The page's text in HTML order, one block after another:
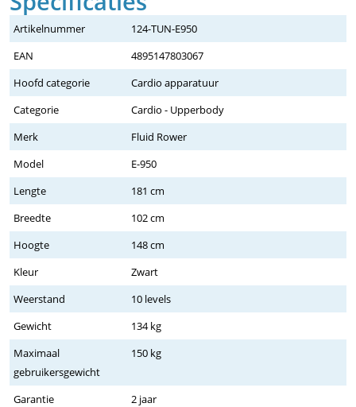
Artikelnummer
124-TUN-E950
EAN
4895147803067
Hoofd categorie
Cardio apparatuur
Categorie
Cardio - Upperbody
Merk
Fluid Rower
Model
E-950
Lengte
181 cm
Breedte
102 cm
Hoogte
148 cm
Kleur
Zwart
Weerstand
10 levels
Gewicht
134 kg
Maximaal
gebruikersgewicht
150 kg
Garantie
2 jaar